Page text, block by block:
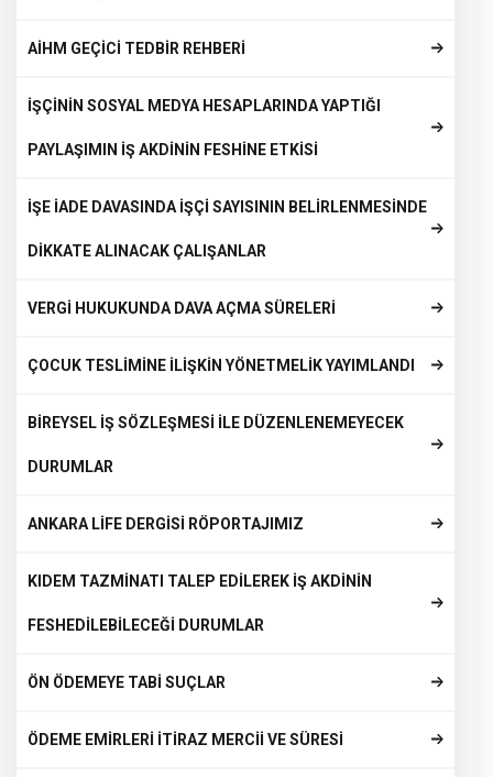
AİHM GEÇİCİ TEDBİR REHBERİ
İŞÇİNİN SOSYAL MEDYA HESAPLARINDA YAPTIĞI
PAYLAŞIMIN İŞ AKDİNİN FESHİNE ETKİSİ
İŞE İADE DAVASINDA İŞÇİ SAYISININ BELİRLENMESİNDE
DİKKATE ALINACAK ÇALIŞANLAR
VERGİ HUKUKUNDA DAVA AÇMA SÜRELERİ
ÇOCUK TESLİMİNE İLİŞKİN YÖNETMELİK YAYIMLANDI
BİREYSEL İŞ SÖZLEŞMESİ İLE DÜZENLENEMEYECEK
DURUMLAR
ANKARA LİFE DERGİSİ RÖPORTAJIMIZ
KIDEM TAZMİNATI TALEP EDİLEREK İŞ AKDİNİN
FESHEDİLEBİLECEĞİ DURUMLAR
ÖN ÖDEMEYE TABİ SUÇLAR
ÖDEME EMİRLERİ İTİRAZ MERCİİ VE SÜRESİ